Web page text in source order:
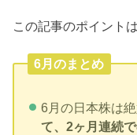
この記事のポイントは
6月のまとめ
6月の日本株は絶
て、2ヶ月連続